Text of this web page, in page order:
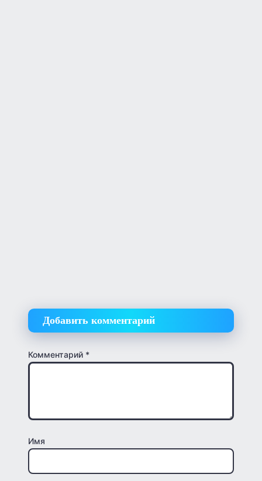
Добавить комментарий
Комментарий *
Имя